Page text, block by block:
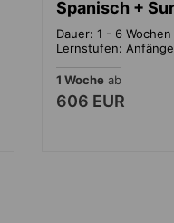
Spanisch +
Dauer: 1 - 6 Wochen
Lernstufen:
1 Woche ab
606 EUR